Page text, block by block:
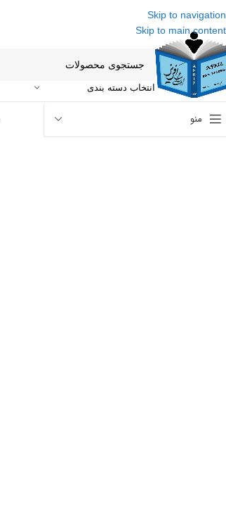
Skip to navigation
Skip to main content
انتخاب دسته بندی
منو